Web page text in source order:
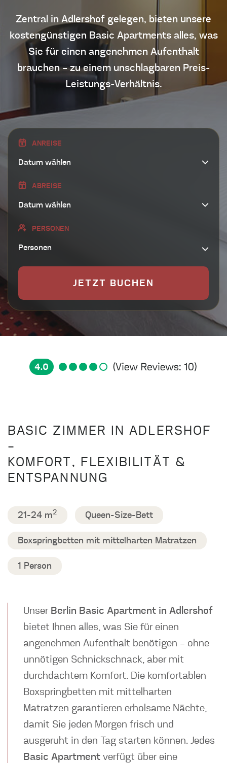
BASIC APARTMENT
UNSER HOTEL
NEURO BAR ADLERSHOF
TAGUNGSRÄUME
UMGEBUNG
KONTAKT
FIRMEN-LOGIN
Zentral in Adlershof gelegen, bieten unsere
kostengünstigen Basic Apartmentsalles, was
Sie für einen angenehmen Aufenthalt
brauchen – zu einem unschlagbaren Preis-
Leistungs-Verhältnis.
ANREISE
ABREISE
PERSONEN
Personen
BASIC ZIMMER IN ADLERSHOF
–
KOMFORT, FLEXIBILITÄT &
ENTSPANNUNG
21-24 m2 Queen-Size-Bett
Boxspringbetten mit mittelharten Matratzen
1 Person
Unser Berlin Basic Apartment in Adlershof
bietet Ihnen alles, was Sie für einen
angenehmen Aufenthalt benötigen – ohne
unnötigen Schnickschnack, aber mit
durchdachtem Komfort. Die komfortablen
Boxspringbetten mit mittelharten
Matratzen garantieren erholsame Nächte,
damit Sie jeden Morgen frisch und
ausgeruht in den Tag starten können. Jedes
Basic Apartment verfügt über eine